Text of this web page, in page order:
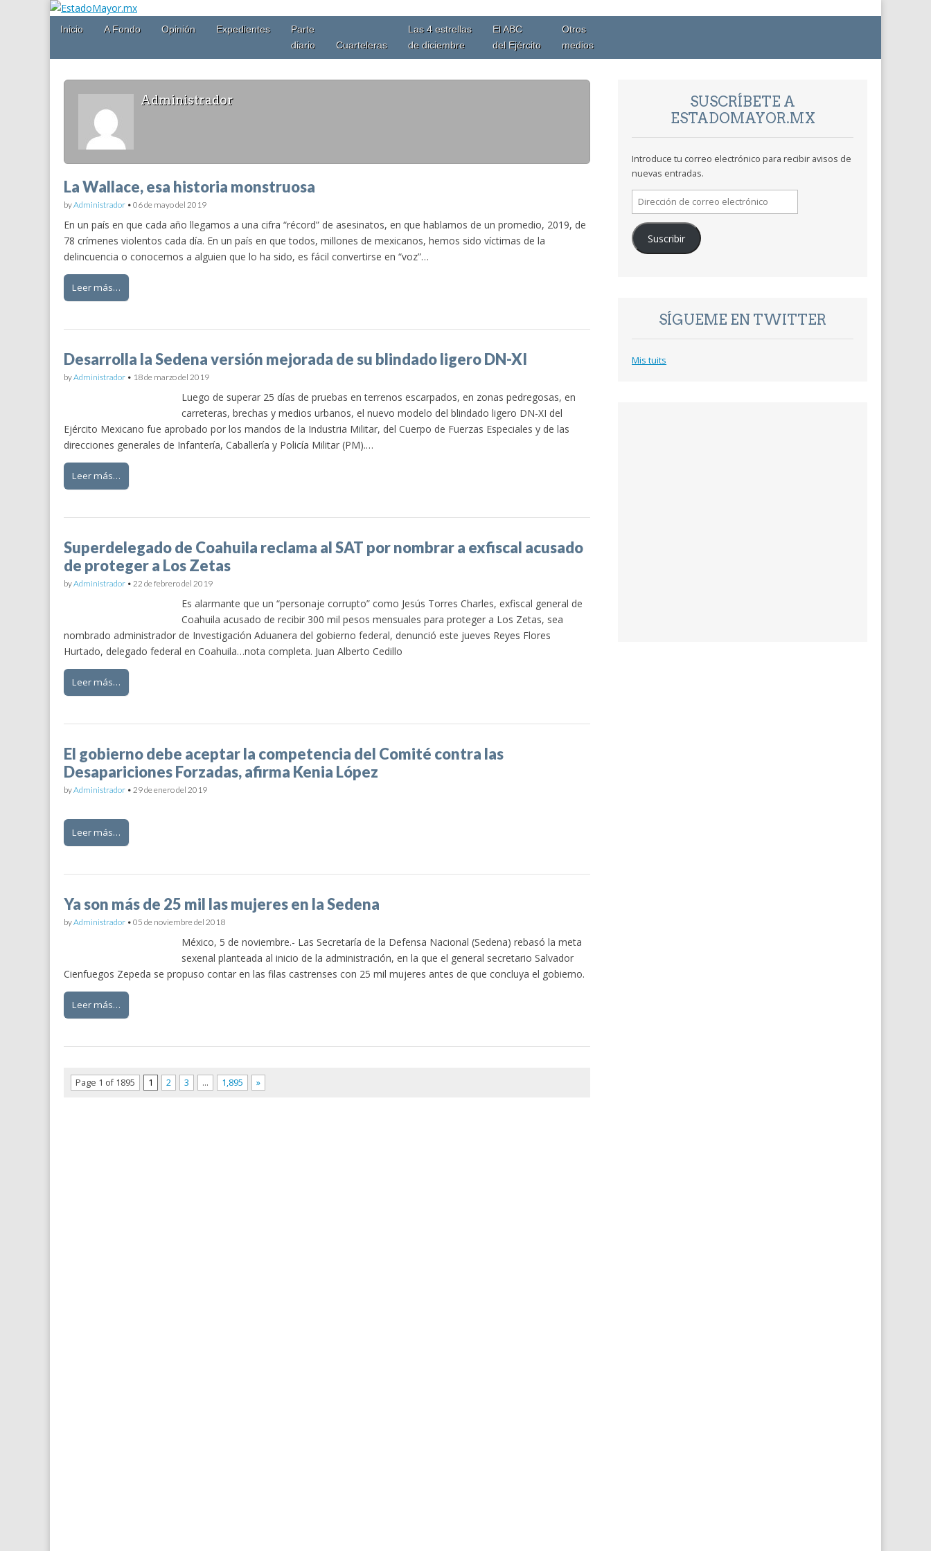
EstadoMayor.mx
Inicio A Fondo Opinión Expedientes
Parte
diario
Cuarteleras
Las 4 estrellas
de diciembre
El ABC
del Ejército
Otros
medios
Administrador
La Wallace, esa historia monstruosa
byAdministrador • 06 de mayo del 2019
En un país en que cada año llegamos a una cifra “récord” de asesinatos, en que hablamos de un promedio, 2019, de
78 crímenes violentos cada día. En un país en que todos, millones de mexicanos, hemos sido víctimas de la
delincuencia o conocemos a alguien que lo ha sido, es fácil convertirse en “voz”…
Leer más…
Desarrolla la Sedena versión mejorada de su blindado ligero DN-XI
byAdministrador • 18 de marzo del 2019
Luego de superar 25 días de pruebas en terrenos escarpados, en zonas pedregosas, en
carreteras, brechas y medios urbanos, el nuevo modelo del blindado ligero DN-XI del
Ejército Mexicano fue aprobado por los mandos de la Industria Militar, del Cuerpo de Fuerzas Especiales y de las
direcciones generales de Infantería, Caballería y Policía Militar (PM).…
Leer más…
Superdelegado de Coahuila reclama al SAT por nombrar a exfiscal acusado
de proteger a Los Zetas
byAdministrador • 22 de febrero del 2019
Es alarmante que un “personaje corrupto” como Jesús Torres Charles, exfiscal general de
Coahuila acusado de recibir 300 mil pesos mensuales para proteger a Los Zetas, sea
nombrado administrador de Investigación Aduanera del gobierno federal, denunció este jueves Reyes Flores
Hurtado, delegado federal en Coahuila…nota completa. Juan Alberto Cedillo
Leer más…
El gobierno debe aceptar la competencia del Comité contra las
Desapariciones Forzadas, afirma Kenia López
byAdministrador • 29 de enero del 2019
Leer más…
Ya son más de 25 mil las mujeres en la Sedena
byAdministrador • 05 de noviembre del 2018
México, 5 de noviembre.- Las Secretaría de la Defensa Nacional (Sedena) rebasó la meta
sexenal planteada al inicio de la administración, en la que el general secretario Salvador
Cienfuegos Zepeda se propuso contar en las filas castrenses con 25 mil mujeres antes de que concluya el gobierno.
Leer más…
Page 1 of 1895 1 2 3 … 1,895 »
SUSCRÍBETE A
ESTADOMAYOR.MX
Introduce tu correo electrónico para recibir avisos de
nuevas entradas.
Dirección
de
correo
electrónico
Suscribir
SÍGUEME EN TWITTER
Mis tuits